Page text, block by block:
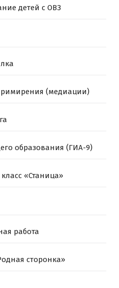
детей с ОВЗ
(медиации)
образования (ГИА-9)
«Станица»
работа
сторонка»